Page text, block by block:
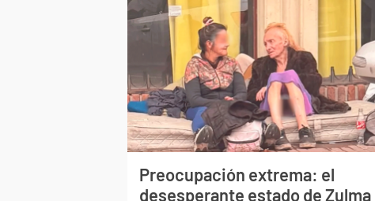
Preocupación extrema: el
desesperante estado de Zulma